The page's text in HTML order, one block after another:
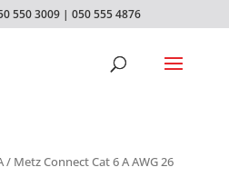
550 3009 |050 555 4876
/ Metz Connect Cat 6 A AWG 26